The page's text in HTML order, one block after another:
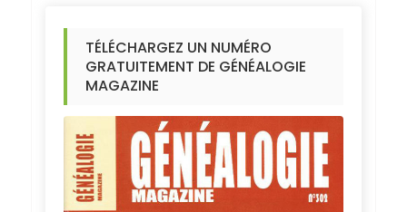
TÉLÉCHARGEZ UN NUMÉRO
GRATUITEMENT DE GÉNÉALOGIE
MAGAZINE